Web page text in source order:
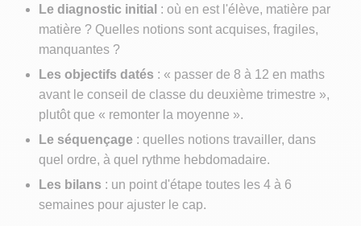
Le diagnostic initial : où en est l'élève, matière par
matière ? Quelles notions sont acquises, fragiles,
manquantes ?
Les objectifs datés : « passer de 8 à 12 en maths
avant le conseil de classe du deuxième trimestre »,
plutôt que « remonter la moyenne ».
Le séquençage : quelles notions travailler, dans
quel ordre, à quel rythme hebdomadaire.
Les bilans : un point d'étape toutes les 4 à 6
semaines pour ajuster le cap.